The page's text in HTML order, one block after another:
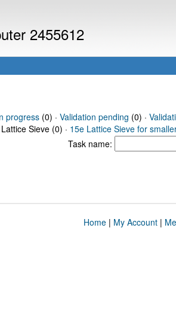
2455612
progress(0) · Validation pending (0) ·
Sieve (0) · 15e Lattice Sieve for
Task name:
Home| My Account|